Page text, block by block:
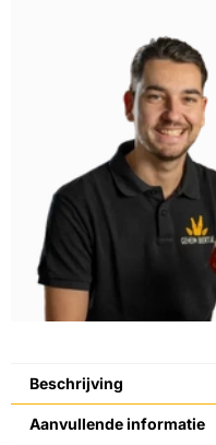
Beschrijving
Aanvullende informatie